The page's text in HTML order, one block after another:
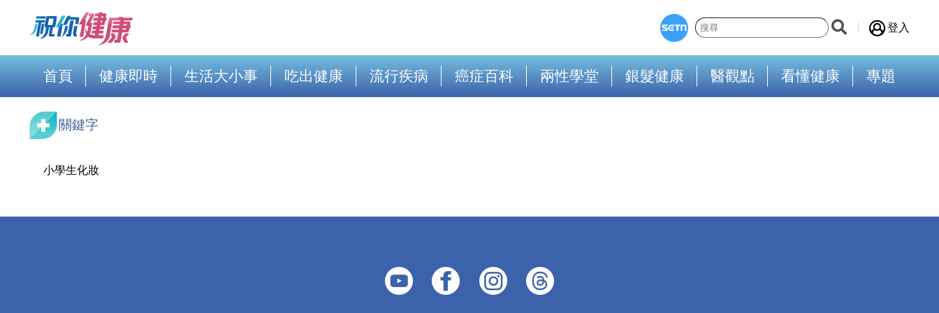
登入
首頁 健康即時 生活大小事 吃出健康 流行疾病 癌症百科 兩性學堂 銀髮健康 醫觀點 看懂健康 專題
關鍵字
小學生化妝